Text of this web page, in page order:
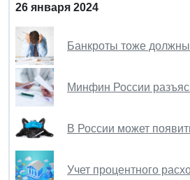
26 января 2024
Банкроты тоже
Минфин России
В России может
Учет процентного